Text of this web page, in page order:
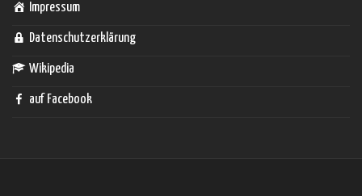
Impressum
Datenschutzerklärung
Wikipedia
auf Facebook